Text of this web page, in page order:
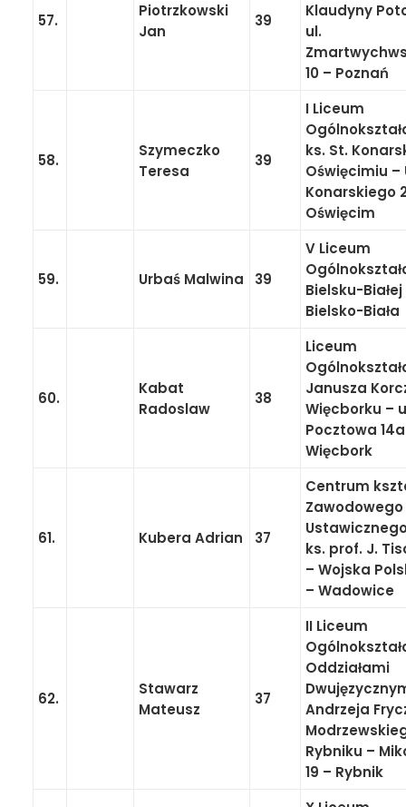
57.
Piotrzkowski
Jan
39
Klaudyny
ul.
10 – Poznań
58.
Szymeczko
Teresa
39
I Liceum
ks. St.
Oświęcimiu –
Konarskiego
Oświęcim
59. Urbaś Malwina 39
V Liceum
Bielsku-Białej
Bielsko-Biała
60.
Kabat
Radoslaw
38
Liceum
Janusza
Więcborku –
Pocztowa
Więcbork
61. Kubera Adrian 37
Centrum
Zawodowego
ks. prof. J.
– Wojska
– Wadowice
62.
Stawarz
Mateusz
37
II Liceum
Oddziałami
Andrzeja
Rybniku –
19 – Rybnik